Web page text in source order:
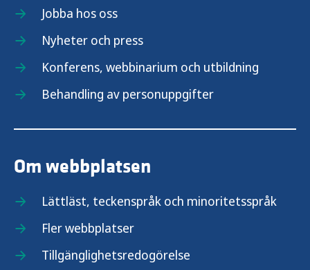
Undersökningar
Jobba hos oss
Nyheter och press
Konferens, webbinarium och utbildning
Behandling av personuppgifter
Om webbplatsen
Lättläst, teckenspråk och minoritetsspråk
Fler webbplatser
Tillgänglighetsredogörelse